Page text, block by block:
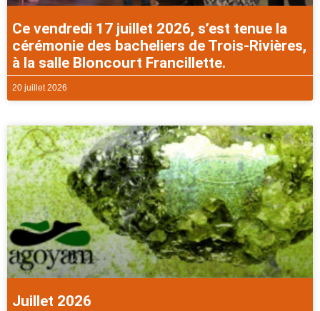
Ce vendredi 17 juillet 2026, s’est tenue la
cérémonie des bacheliers de Trois-Rivières,
à la salle Bloncourt Francillette.
20 juillet 2026
Juillet 2026